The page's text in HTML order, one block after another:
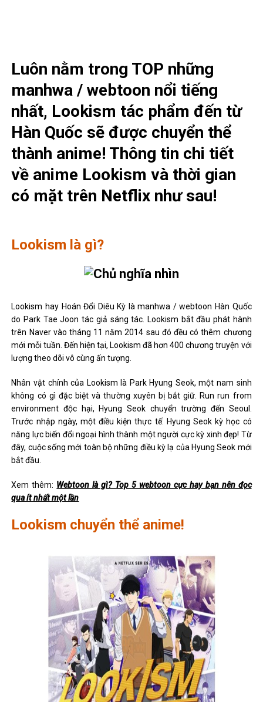
Luôn nằm trong TOP những
manhwa / webtoon nổi tiếng
nhất, Lookism tác phẩm đến từ
Hàn Quốc sẽ được chuyển thể
thành anime! Thông tin chi tiết
về anime Lookism và thời gian
có mặt trên Netflix như sau!
Lookism là gì?
Lookism hay Hoán Đổi Diêu Kỳ là manhwa / webtoon Hàn Quốc
do Park Tae Joon tác giả sáng tác. Lookism bắt đầu phát hành
trên Naver vào tháng 11 năm 2014 sau đó đều có thêm chương
mới mỗi tuần. Đến hiện tại, Lookism đã hơn 400 chương truyện với
lượng theo dõi vô cùng ấn tượng.
Nhân vật chính của Lookism là Park Hyung Seok, một nam sinh
không có gì đặc biệt và thường xuyên bị bắt giữ. Run run from
environment độc hại, Hyung Seok chuyển trường đến Seoul.
Trước nhập ngày, một điều kiện thực tế: Hyung Seok kỳ học có
năng lực biến đổi ngoại hình thành một người cực kỳ xinh đẹp! Từ
đây, cuộc sống mới toàn bộ những điều kỳ lạ của Hyung Seok mới
bắt đầu.
Xem thêm: Webtoon là gì? Top 5 webtoon cực hay bạn nên đọc
qua ít nhất một lần
Lookism chuyển thể anime!